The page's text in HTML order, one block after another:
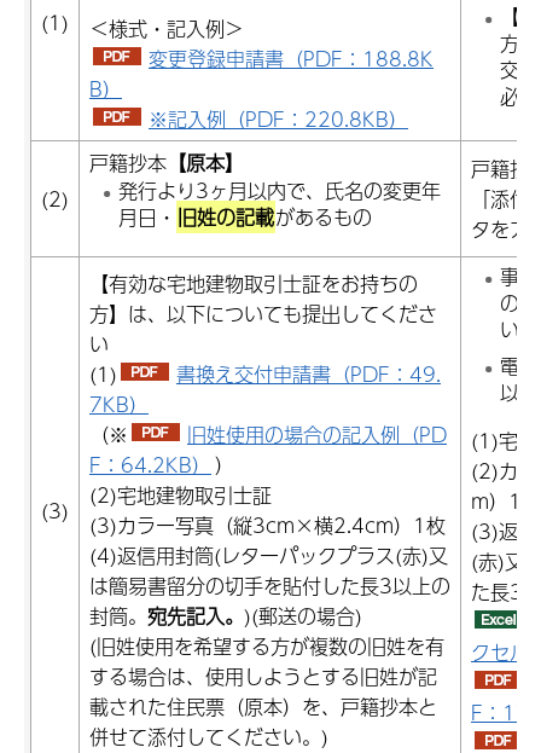
(1)
＜様式・記入例＞
変更登録申請書（PDF：188.8K
B）
※記入例（PDF：220.8KB）
【
方
交
必
(2)
戸籍抄本 【原本】
発行より3ヶ月以内で、氏名の変更年
月日・ 旧姓の記載があるもの
戸籍抄
「添
タをア
(3)
【有効な宅地建物取引士証をお持ちの
方】は、以下についても提出してくださ
い
(1)
書換え交付申請書（PDF：49.
7KB）
（※
旧姓使用の場合の記入例（PD
F：64.2KB） ）
(2)宅地建物取引士証
(3)カラー写真（縦3cm×横2.4cm）1枚
(4)返信用封筒(レターパックプラス(赤)又
は簡易書留分の切手を貼付した長3以上の
封筒。 宛先記入。 )(郵送の場合)
(旧姓使用を希望する方が複数の旧姓を有
する場合は、使用しようとする旧姓が記
載された住民票（原本）を、戸籍抄本と
併せて添付してください。)
事
の
い。
電
以
(1)宅
(2)カ
m）1枚
(3)返
(赤)又
た長3
クセル
F：